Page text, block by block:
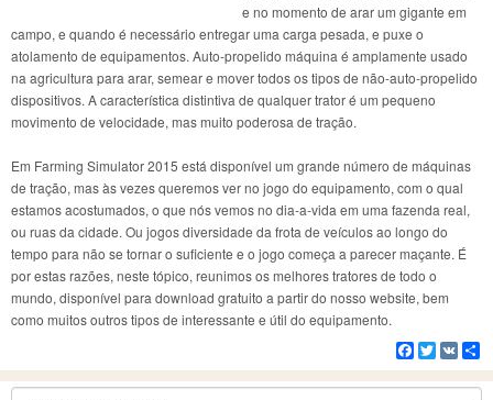
e no momento de arar um gigante em
campo, e quando é necessário entregar uma carga pesada, e puxe o
atolamento de equipamentos. Auto-propelido máquina é amplamente usado
na agricultura para arar, semear e mover todos os tipos de não-auto-propelido
dispositivos. A característica distintiva de qualquer trator é um pequeno
movimento de velocidade, mas muito poderosa de tração.
Em Farming Simulator 2015 está disponível um grande número de máquinas
de tração, mas às vezes queremos ver no jogo do equipamento, com o qual
estamos acostumados, o que nós vemos no dia-a-vida em uma fazenda real,
ou ruas da cidade. Ou jogos diversidade da frota de veículos ao longo do
tempo para não se tornar o suficiente e o jogo começa a parecer maçante. É
por estas razões, neste tópico, reunimos os melhores tratores de todo o
mundo, disponível para download gratuito a partir do nosso website, bem
como muitos outros tipos de interessante e útil do equipamento.
Facebook
Twitter
VK